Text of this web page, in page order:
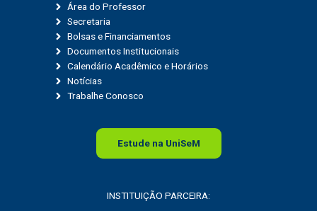
Área do Professor
Secretaria
Bolsas e Financiamentos
Documentos Institucionais
Calendário Acadêmico e Horários
Notícias
Trabalhe Conosco
Estude na UniSeM
INSTITUIÇÃO PARCEIRA: